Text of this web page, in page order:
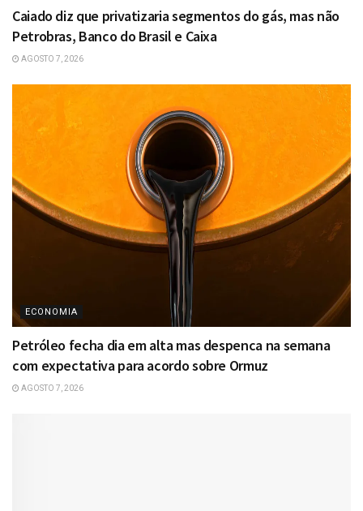
Caiado diz que privatizaria segmentos do gás, mas não
Petrobras, Banco do Brasil e Caixa
AGOSTO 7, 2026
ECONOMIA
Petróleo fecha dia em alta mas despenca na semana
com expectativa para acordo sobre Ormuz
AGOSTO 7, 2026